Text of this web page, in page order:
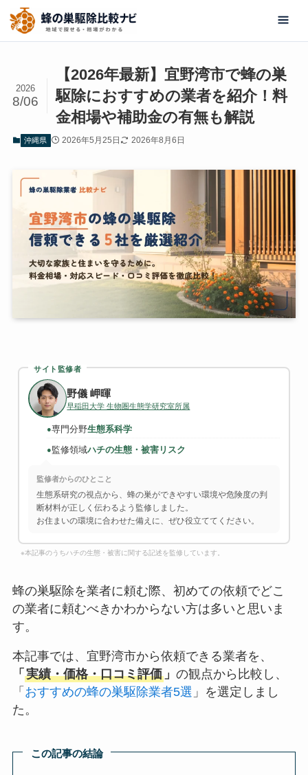
【2026年最新】宜野湾市で蜂の巣
駆除におすすめの業者を紹介！料
金相場や補助金の有無も解説
2026
8/06
沖縄県 2026年5月25日 2026年8月6日
サイト監修者
野儀 岬暉
早稲田大学 生物圏生態学研究室所属
●専門分野生態系科学
●監修領域ハチの生態・被害リスク
監修者からのひとこと
生態系研究の視点から、蜂の巣ができやすい環境や危険度の判
断材料が正しく伝わるよう監修しました。
お住まいの環境に合わせた備えに、ぜひ役立ててください。
※本記事のうちハチの生態・被害に関する記述を監修しています。
蜂の巣駆除を業者に頼む際、初めての依頼でどこ
の業者に頼むべきかわからない方は多いと思いま
す。
本記事では、宜野湾市から依頼できる業者を、
「 実績・価格・口コミ評価」 の観点から比較し、
「 おすすめの蜂の巣駆除業者5選 」を選定しまし
た。
この記事の結論